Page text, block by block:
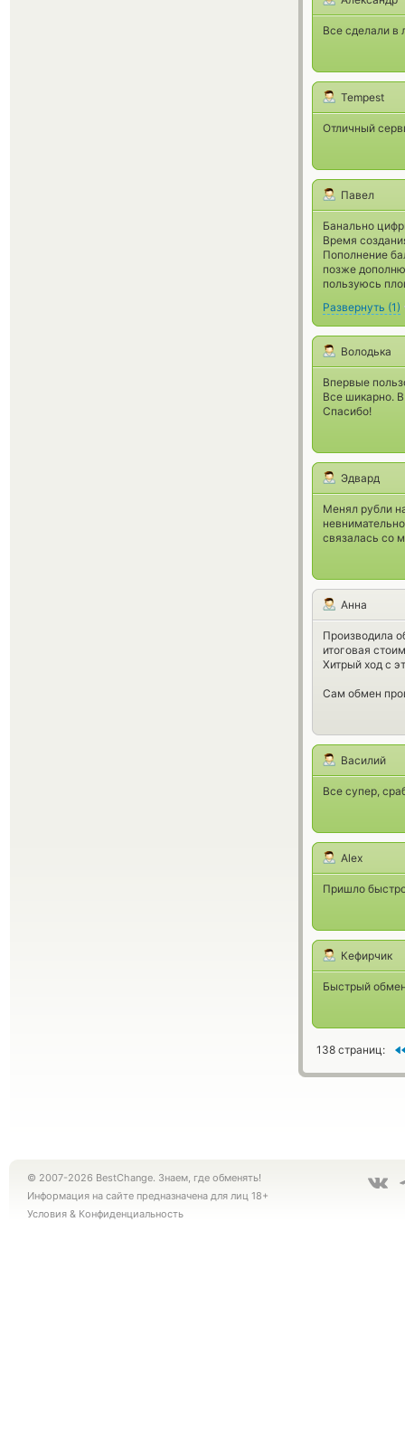
Все сделали в
Tempest
Отличный
Павел
Банально
Время
Пополнение
позже
пользуюсь
Развернуть (1)
Володька
Впервые
Все шикарно.
Спасибо!
Эдвард
Менял рубли
связалась со
Анна
Производила
итоговая
Хитрый ход с
Сам обмен
Василий
Все супер,
Alex
Пришло
Кефирчик
Быстрый
138 страниц:
© 2007-2026 BestChange. Знаем, где обменять!
Информация на сайте предназначена для лиц 18+
Условия & Конфиденциальность